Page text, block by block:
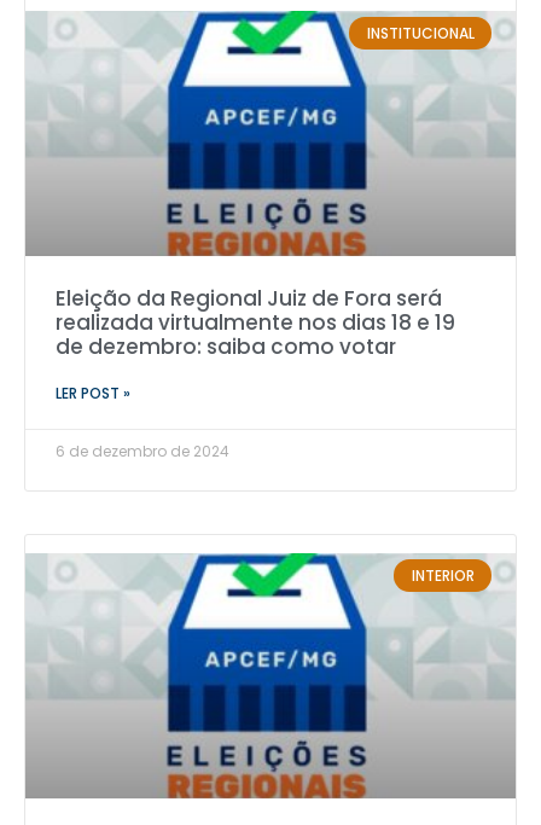
INSTITUCIONAL
Eleição da Regional Juiz de Fora será
realizada virtualmente nos dias 18 e 19
de dezembro: saiba como votar
LER POST »
6 de dezembro de 2024
INTERIOR